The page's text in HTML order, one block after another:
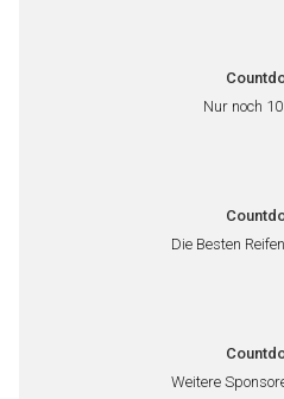
Nur noch
Die Besten
Weitere